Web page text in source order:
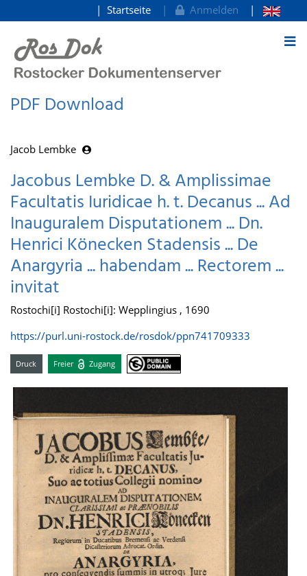
zum Inhalt
Startseite Anmelden
PDF Download
Jacob Lembke
Jacobus Lembke D. & Amplissimae
Facultatis Iuridicae h. t. Decanus ... Ad
Inauguralem Disputationem ... Dn.
Henrici Könecken Stadensis ... De
Anargyria ... habendam ... Rectorem ...
invitat
Rostochi[i] Rostochi[i]: Wepplingius , 1690
https://purl.uni-rostock.de/rosdok/ppn741709333
Druck Freier Zugang